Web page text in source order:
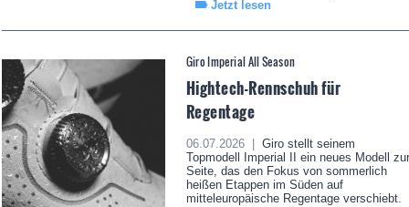
Jetzt lesen
Giro Imperial All Season
Hightech-Rennschuh für
Regentage
06.07.2026 |
Giro stellt seinem
Topmodell Imperial II ein neues Modell zur
Seite, das den Fokus von sommerlich
heißen Etappen im Süden auf
mitteleuropäische Regentage verschiebt.